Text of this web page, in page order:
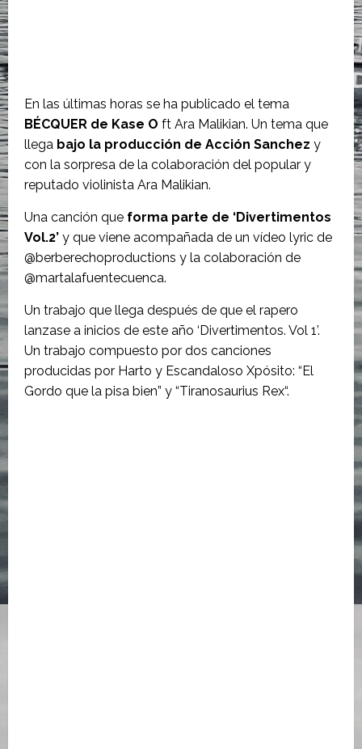
En las últimas horas se ha publicado el tema
BÉCQUER de Kase O ft Ara Malikian. Un tema que
llega bajo la producción de Acción Sanchez y
con la sorpresa de la colaboración del popular y
reputado violinista Ara Malikian.
Una canción que forma parte de ‘Divertimentos
Vol.2’ y que viene acompañada de un vídeo lyric de
@berberechoproductions y la colaboración de
@martalafuentecuenca.
Un trabajo que llega después de que el rapero
lanzase a inicios de este año ‘Divertimentos. Vol 1’.
Un trabajo compuesto por dos canciones
producidas por Harto y Escandaloso Xpósito: “El
Gordo que la pisa bien” y “Tiranosaurius Rex“.